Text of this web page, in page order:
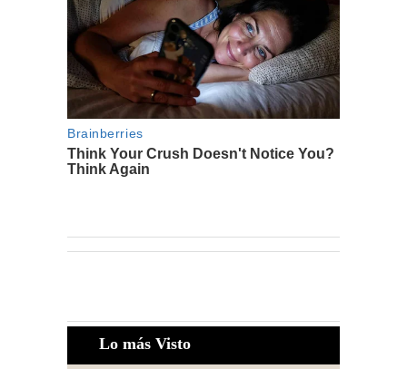
Lo más Visto